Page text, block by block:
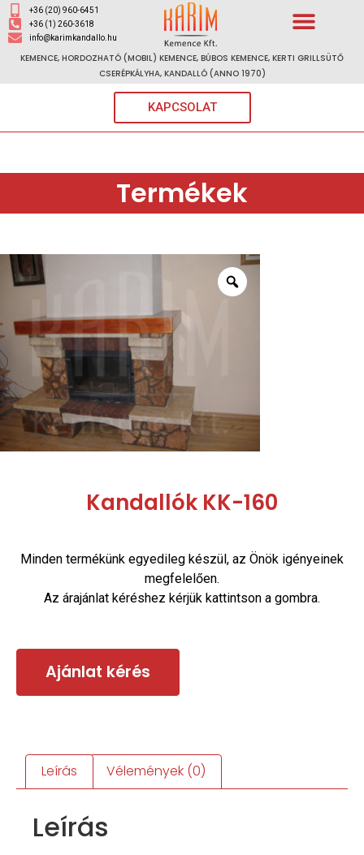
+36 (20) 960-6451
+36 (1) 260-3618
info@karimkandallo.hu
KEMENCE, HORDOZHATÓ (MOBIL) KEMENCE, BÚBOS KEMENCE, KERTI GRILLSÜTŐ
CSERÉPKÁLYHA, KANDALLÓ (ANNO 1970)
KAPCSOLAT
Termékek
Kandallók KK-160
Minden termékünk egyedileg készül, az Önök igényeinek
megfelelően.
Az árajánlat kéréshez kérjük kattintson a gombra.
Ajánlat kérés
Leírás Vélemények (0)
Leírás